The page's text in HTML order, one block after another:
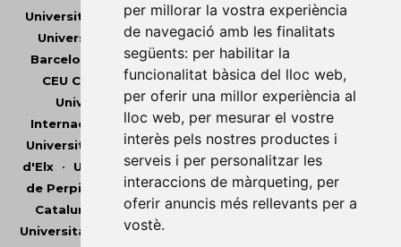
per millorar la vostra experiència
de navegació amb les finalitats
següents: per habilitar la
funcionalitat bàsica del lloc web,
per oferir una millor experiència al
lloc web, per mesurar el vostre
interès pels nostres productes i
serveis i per personalitzar les
interaccions de màrqueting, per
oferir anuncis més rellevants per a
vostè.
Universitat Abat Oliba CEU • Universitat d'Alacant
Universitat d'Andorra•Universitat Autònoma de
Barcelona
Universitat de Barcelona •
CEU Cardenal Herrera•Universitat de Girona•
Universitat de les Illes Balears•Universitat
Internacional de Catalunya•Universitat Jaume I
Universitat de Lleida•Universitat Miguel Hernández
d'Elx• Universitat Oberta de Catalunya•Universitat
de Perpinyà Via Domitia•Universitat Politècnica de
Catalunya
Universitat Politècnica de València •
Universitat Pompeu Fabra